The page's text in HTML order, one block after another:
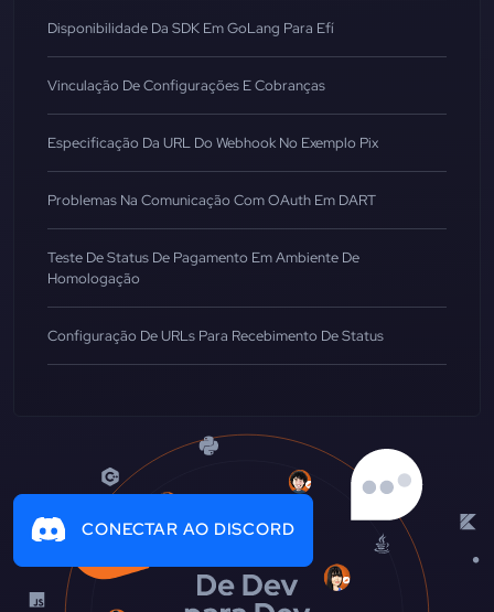
Disponibilidade Da SDK Em GoLang Para Efí
Vinculação De Configurações E Cobranças
Especificação Da URL Do Webhook No Exemplo Pix
Problemas Na Comunicação Com OAuth Em DART
Teste De Status De Pagamento Em Ambiente De
Homologação
Configuração De URLs Para Recebimento De Status
CONECTAR AO DISCORD